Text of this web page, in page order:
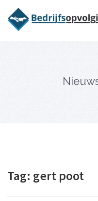
Tag: gert poot
bedrijfsopvolging voor
juridisch advies